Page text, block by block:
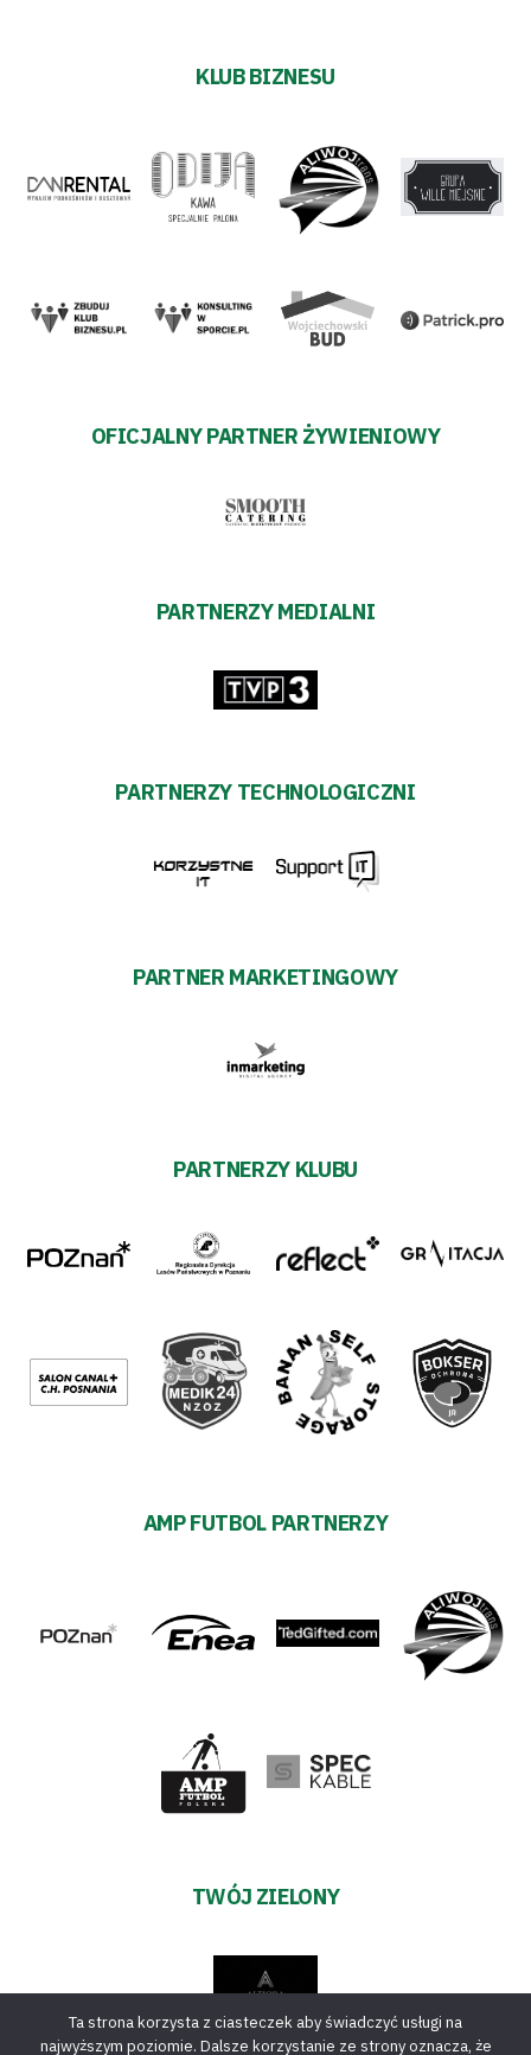
KLUB BIZNESU
OFICJALNY PARTNER ŻYWIENIOWY
PARTNERZY MEDIALNI
PARTNERZY TECHNOLOGICZNI
PARTNER MARKETINGOWY
PARTNERZY KLUBU
AMP FUTBOL PARTNERZY
TWÓJ ZIELONY
Ta strona korzysta z ciasteczek aby świadczyć usługi na
najwyższym poziomie. Dalsze korzystanie ze strony oznacza, że